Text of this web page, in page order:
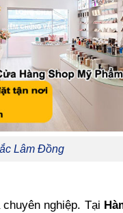
Lâm Đồng
nghiệp. Tại